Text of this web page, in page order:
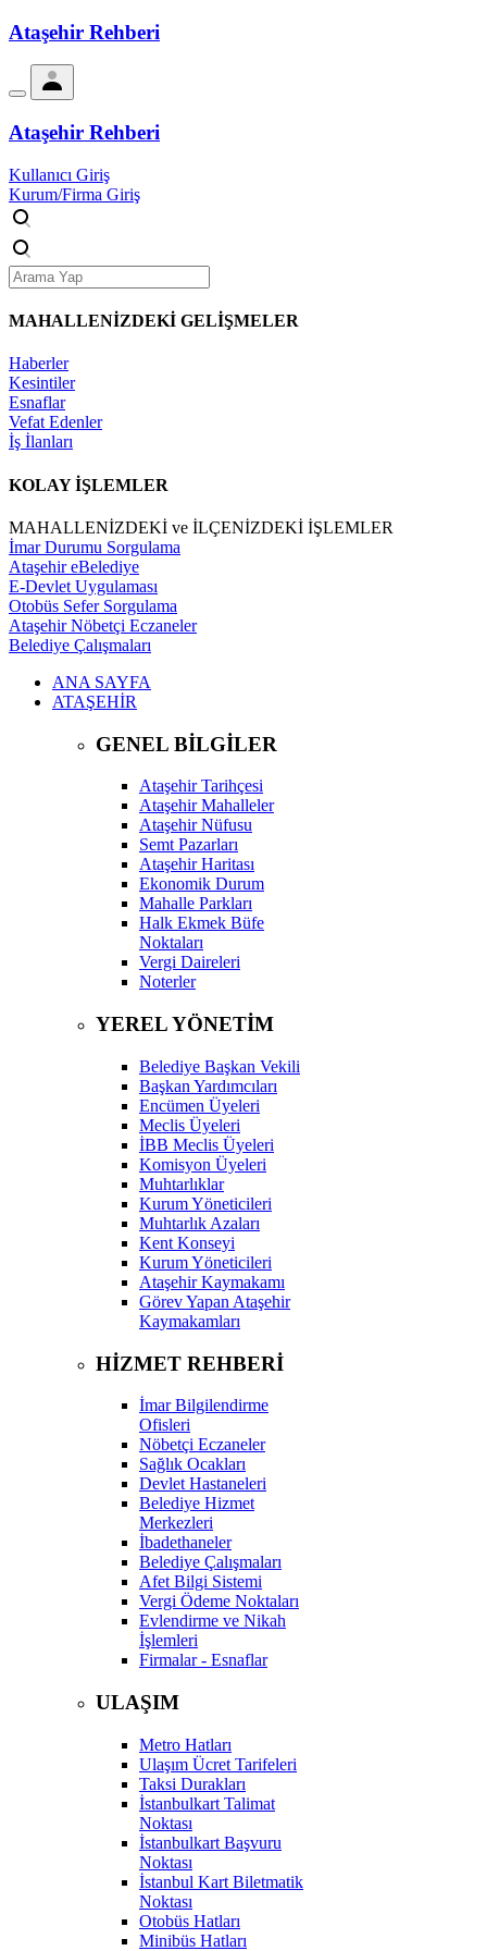
Ataşehir Rehberi
Ataşehir Rehberi
Kullanıcı Giriş
Kurum/Firma Giriş
MAHALLENİZDEKİ GELİŞMELER
Haberler
Kesintiler
Esnaflar
Vefat Edenler
İş İlanları
KOLAY İŞLEMLER
MAHALLENİZDEKİ ve İLÇENİZDEKİ İŞLEMLER
İmar Durumu Sorgulama
Ataşehir eBelediye
E-Devlet Uygulaması
Otobüs Sefer Sorgulama
Ataşehir Nöbetçi Eczaneler
Belediye Çalışmaları
ANA SAYFA
ATAŞEHİR
GENEL BİLGİLER
Ataşehir Tarihçesi
Ataşehir Mahalleler
Ataşehir Nüfusu
Semt Pazarları
Ataşehir Haritası
Ekonomik Durum
Mahalle Parkları
Halk Ekmek Büfe
Noktaları
Vergi Daireleri
Noterler
YEREL YÖNETİM
Belediye Başkan Vekili
Başkan Yardımcıları
Encümen Üyeleri
Meclis Üyeleri
İBB Meclis Üyeleri
Komisyon Üyeleri
Muhtarlıklar
Kurum Yöneticileri
Muhtarlık Azaları
Kent Konseyi
Kurum Yöneticileri
Ataşehir Kaymakamı
Görev Yapan Ataşehir
Kaymakamları
HİZMET REHBERİ
İmar Bilgilendirme
Ofisleri
Nöbetçi Eczaneler
Sağlık Ocakları
Devlet Hastaneleri
Belediye Hizmet
Merkezleri
İbadethaneler
Belediye Çalışmaları
Afet Bilgi Sistemi
Vergi Ödeme Noktaları
Evlendirme ve Nikah
İşlemleri
Firmalar - Esnaflar
ULAŞIM
Metro Hatları
Ulaşım Ücret Tarifeleri
Taksi Durakları
İstanbulkart Talimat
Noktası
İstanbulkart Başvuru
Noktası
İstanbul Kart Biletmatik
Noktası
Otobüs Hatları
Minibüs Hatları